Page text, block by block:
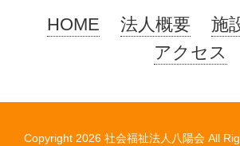
HOME 法人概要 施
アクセス
Copyright 2026 社会福祉法人八陽会 All